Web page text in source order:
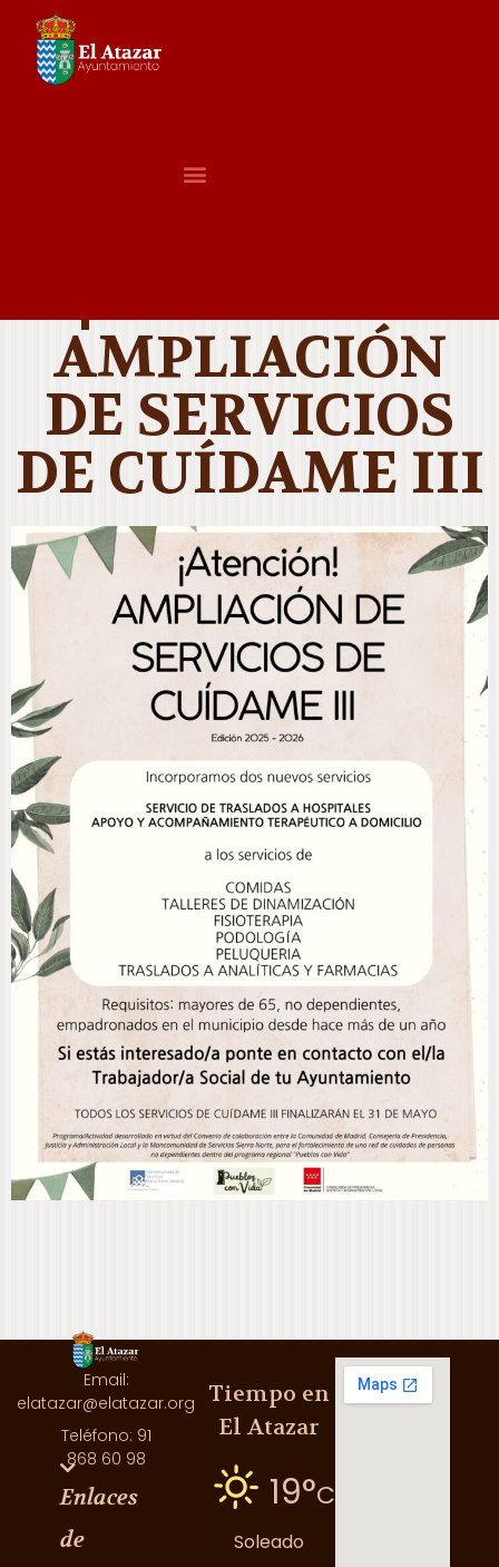
¡ATENCIÓN!
AMPLIACIÓN
DE SERVICIOS
DE CUÍDAME III
Email:
elatazar@elatazar.org
Teléfono: 91
868 60 98
Enlaces
de
Tiempo en
El Atazar
19°C
Soleado